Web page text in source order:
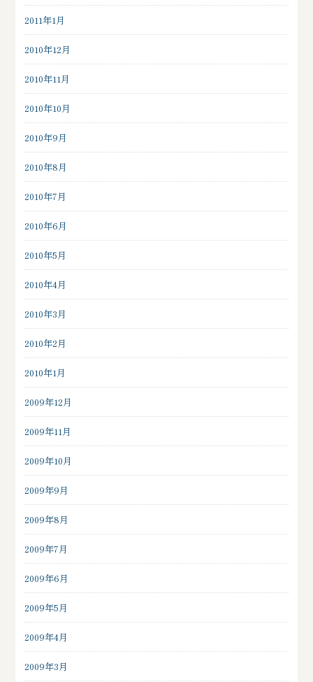
2011年1月
2010年12月
2010年11月
2010年10月
2010年9月
2010年8月
2010年7月
2010年6月
2010年5月
2010年4月
2010年3月
2010年2月
2010年1月
2009年12月
2009年11月
2009年10月
2009年9月
2009年8月
2009年7月
2009年6月
2009年5月
2009年4月
2009年3月